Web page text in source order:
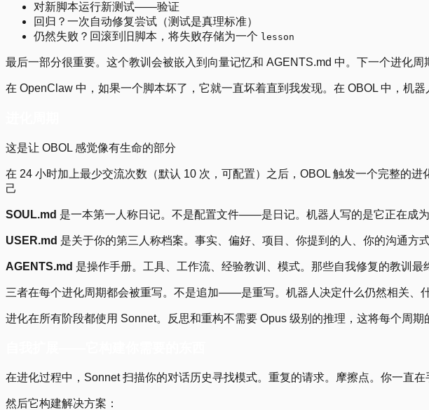
对新脚本运行新测试——验证
回归？一次自动修复尝试（测试是真理标准）
仍然失败？回滚到旧脚本，将失败存储为一个 lesson
最后一部分很重要。这个教训会被嵌入到向量记忆和 AGENTS.md 中。下一个进化
在 OpenClaw 中，如果一个脚本坏了，它就一直坏着直到我发现。在 OBOL 中，机
这是让 OBOL 感觉像有生命的部分
在 24 小时加上最少交流次数（默认 10 次，可配置）之后，OBOL 触发一个完整
己
SOUL.md 是一本第一人称日记。不是配置文件——是日记。机器人写的是它正在成
USER.md 是关于你的第三人称档案。事实、偏好、项目、你提到的人、你的沟通方
AGENTS.md 是操作手册。工具、工作流、经验教训、模式。那些自我修复的教训最
三者在每个进化周期都会被重写。不是追加——是重写。机器人决定什么仍然相关、
进化在所有阶段都使用 Sonnet。反思和重构不需要 Opus 级别的推理，这将每个周
在进化过程中，Sonnet 扫描你的对话历史寻找模式。重复的请求。摩擦点。你一直
然后它构建解决方案：